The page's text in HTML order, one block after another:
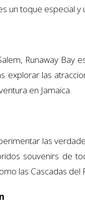
un toque especial y
Runaway
explorar las
en Jamaica.
las
souvenirs de
las Cascadas del